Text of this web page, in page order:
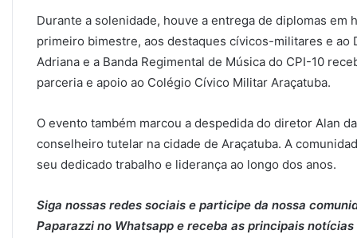
Durante a solenidade, houve a entrega de diplomas em
primeiro bimestre, aos destaques cívicos-militares e ao
Adriana e a Banda Regimental de Música do CPI-10
parceria e apoio ao Colégio Cívico Militar Araçatuba.
O evento também marcou a despedida do diretor Alan
conselheiro tutelar na cidade de Araçatuba. A
seu dedicado trabalho e liderança ao longo dos anos.
Siga nossas redes sociais e participe da nossa
Paparazzi no Whatsapp e receba as principais